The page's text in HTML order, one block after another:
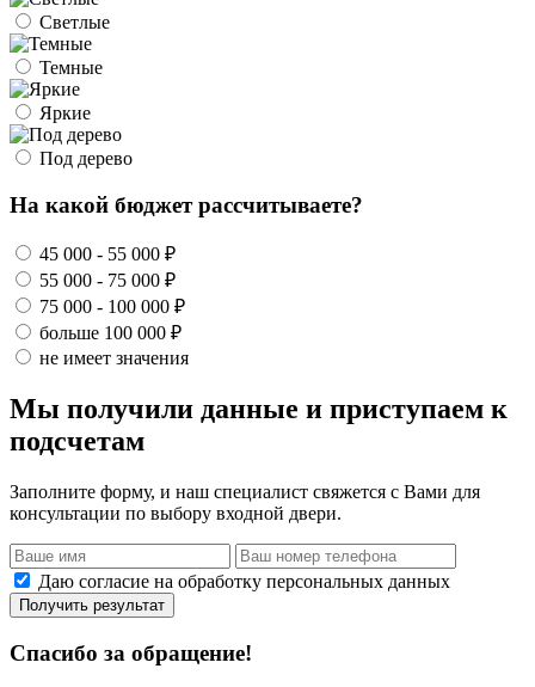
Светлые
Темные
Яркие
Под дерево
На какой бюджет рассчитываете?
45 000 - 55 000 ₽
55 000 - 75 000 ₽
75 000 - 100 000 ₽
больше 100 000 ₽
не имеет значения
Мы получили данные и приступаем к
подсчетам
Заполните форму, и наш специалист свяжется с Вами для
консультации по выбору входной двери.
Даю согласие на обработку персональных данных
Получить результат
Спасибо за обращение!